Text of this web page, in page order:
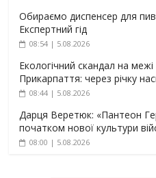
Обираємо диспенсер для
Експертний гід
08:54 | 5.08.2026
Екологічний скандал на
Прикарпаття: через річку
08:44 | 5.08.2026
Дарця Веретюк: «Пантеон
початком нової культури
08:00 | 5.08.2026